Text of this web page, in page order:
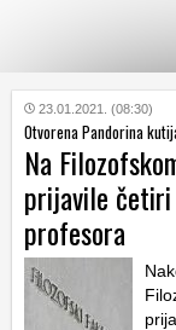
KATEGORIJE
HRVATSKI
WEB
23.01.2021. (08:30)
Otvorena Pandorina
Na
prijavile četiri
profesora